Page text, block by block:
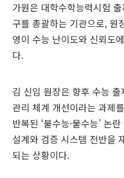
가원은 대학수학능력시험
구를 총괄하는 기관으로, 원
영이 수능 난이도와 신뢰도
다.
김 신임 원장은 향후 수능
관리 체계 개선이라는 과제
반복된 ‘불수능·물수능’ 논
설계와 검증 시스템 전반을
되는 상황이다.